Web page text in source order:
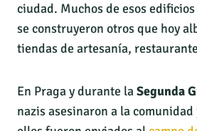
ciudad. Muchos de esos
se construyeron otros que hoy
tiendas de artesanía,
En Praga y durante laSegunda
nazis asesinaron a la